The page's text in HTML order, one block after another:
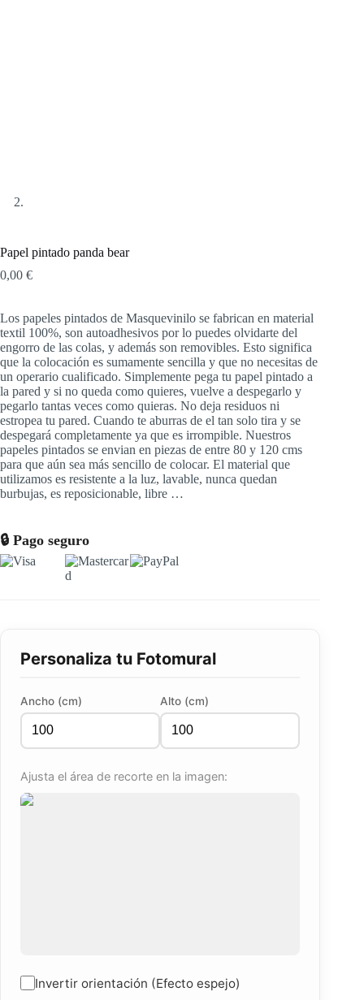
Papel pintado panda bear
0,00 €
Los papeles pintados de Masquevinilo se fabrican en material
textil 100%, son autoadhesivos por lo puedes olvidarte del
engorro de las colas, y además son removibles. Esto significa
que la colocación es sumamente sencilla y que no necesitas de
un operario cualificado. Simplemente pega tu papel pintado a
la pared y si no queda como quieres, vuelve a despegarlo y
pegarlo tantas veces como quieras. No deja residuos ni
estropea tu pared. Cuando te aburras de el tan solo tira y se
despegará completamente ya que es irrompible. Nuestros
papeles pintados se envian en piezas de entre 80 y 120 cms
para que aún sea más sencillo de colocar. El material que
utilizamos es resistente a la luz, lavable, nunca quedan
burbujas, es reposicionable, libre …
🔒 Pago seguro
Personaliza tu Fotomural
Ancho (cm) Alto (cm)
Ajusta el área de recorte en la imagen:
Invertir orientación (Efecto espejo)